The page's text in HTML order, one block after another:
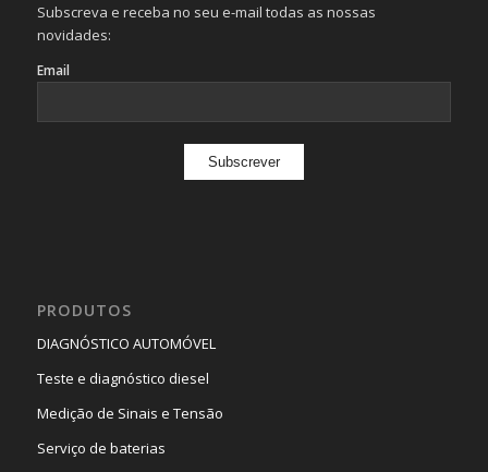
Subscreva e receba no seu e-mail todas as nossas
novidades:
Email
PRODUTOS
DIAGNÓSTICO AUTOMÓVEL
Teste e diagnóstico diesel
Medição de Sinais e Tensão
Serviço de baterias